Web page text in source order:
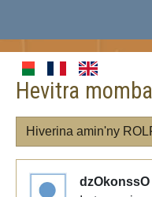
Hevitra
Hiverina amin'ny
dzOkonssO